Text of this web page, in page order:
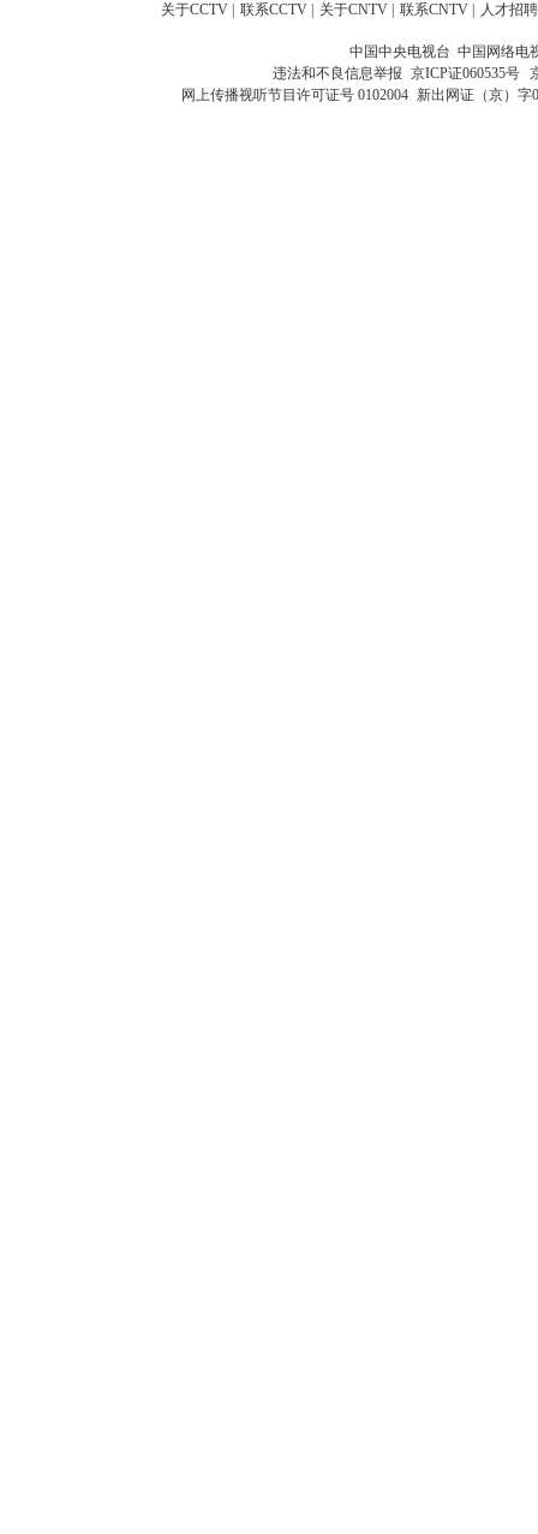
关于CCTV 联系CCTV 关于CNTV 联系CNTV 人才招聘
中国中央电视台 中国网络电
违法和不良信息举报 京ICP证060535号
网上传播视听节目许可证号 0102004 新出网证（京）